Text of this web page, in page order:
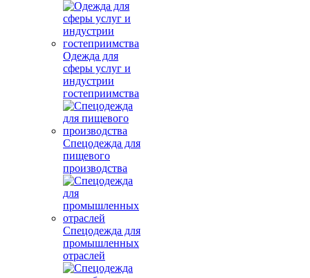
Одежда для
сферы услуг и
индустрии
гостеприимства
Спецодежда для
пищевого
производства
Спецодежда для
промышленных
отраслей